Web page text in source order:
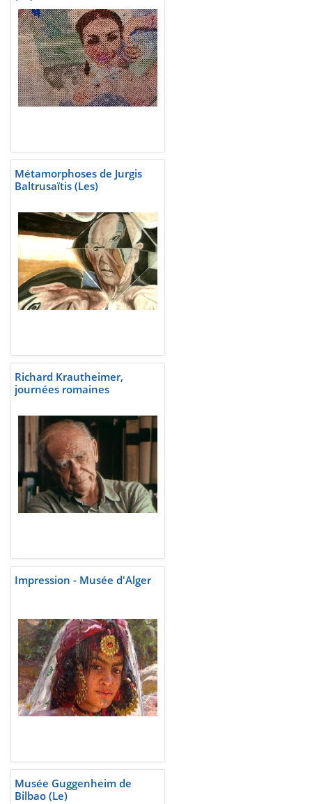
Métamorphoses de Jurgis
Baltrusaïtis (Les)
Richard Krautheimer,
journées romaines
Impression - Musée d'Alger
Musée Guggenheim de
Bilbao (Le)